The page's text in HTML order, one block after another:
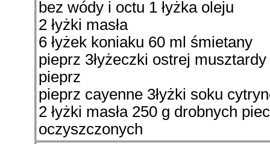
bez wódy i octu 1 łyżka oleju
2 łyżki masła
6 łyżek koniaku 60 ml śmietany
pieprz 3łyżeczki ostrej musztardy
pieprz
pieprz cayenne 3łyżki soku
2 łyżki masła 250 g drobnych
oczyszczonych